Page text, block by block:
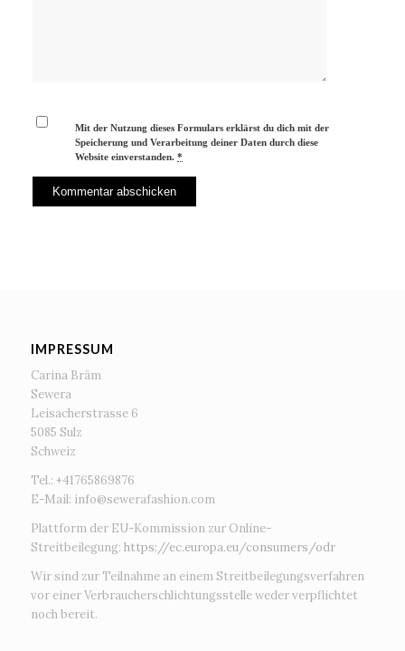
Mit der Nutzung dieses Formulars erklärst du dich mit der
Speicherung und Verarbeitung deiner Daten durch diese
Website einverstanden.*
IMPRESSUM
Carina Bräm
Sewera
Leisacherstrasse 6
5085 Sulz
Schweiz
Tel.: +41765869876
E-Mail: info@sewerafashion.com
Plattform der EU-Kommission zur Online-
Streitbeilegung: https://ec.europa.eu/consumers/odr
Wir sind zur Teilnahme an einem Streitbeilegungsverfahren
vor einer Verbraucherschlichtungsstelle weder verpflichtet
noch bereit.